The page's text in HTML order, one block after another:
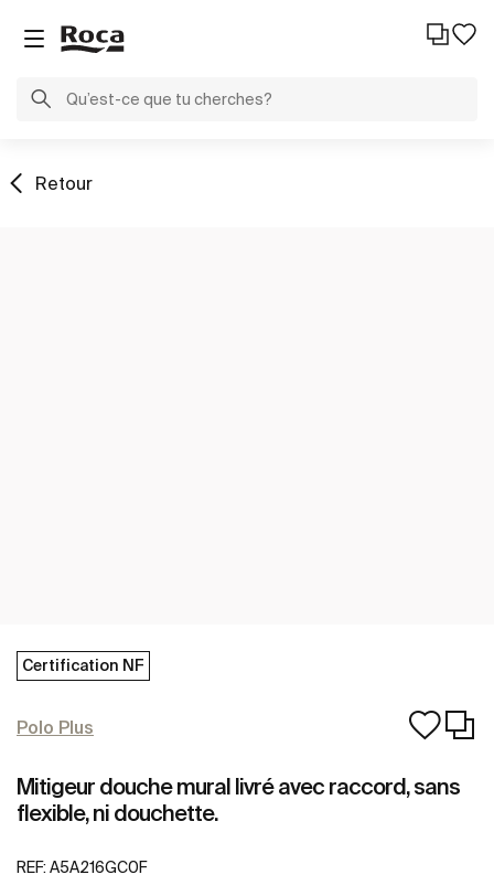
Retour
Certification NF
Polo Plus
Mitigeur douche mural livré avec raccord, sans
flexible, ni douchette.
REF: A5A216GC0F